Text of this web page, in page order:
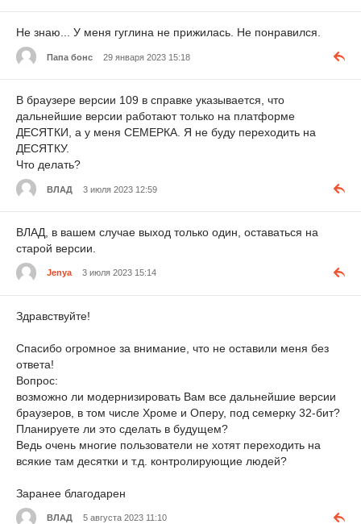
Не знаю... У меня гуглина не прижилась. Не понравился.
Папа бонс 29 января 2023 15:18
В браузере версии 109 в справке указывается, что
дальнейшие версии работают только на платформе
ДЕСЯТКИ, а у меня СЕМЕРКА. Я не буду переходить на
ДЕСЯТКУ.
Что делать?
ВЛАД 3 июля 2023 12:59
ВЛАД, в вашем случае выход только один, оставаться на
старой версии.
Jenya 3 июля 2023 15:14
Здравствуйте!
Спасибо огромное за внимание, что не оставили меня без
ответа!
Вопрос:
возможно ли модернизировать Вам все дальнейшие версии
браузеров, в том числе Хроме и Оперу, под семерку 32-бит?
Планируете ли это сделать в будущем?
Ведь очень многие пользователи не хотят переходить на
всякие там десятки и т.д. контролирующие людей?
Заранее благодарен
ВЛАД 5 августа 2023 11:10